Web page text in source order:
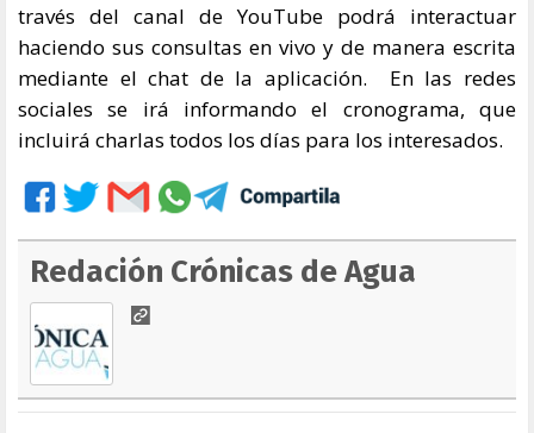
través del canal de YouTube podrá interactuar
haciendo sus consultas en vivo y de manera escrita
mediante el chat de la aplicación. En las redes
sociales se irá informando el cronograma, que
incluirá charlas todos los días para los interesados.
Redación Crónicas de Agua